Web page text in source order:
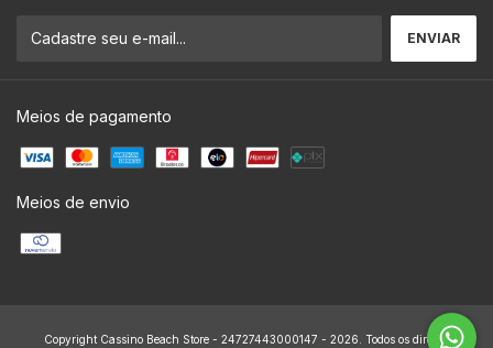
Meios de pagamento
Meios de envio
Copyright Cassino Beach Store - 24727443000147 - 2026. Todos os direitos